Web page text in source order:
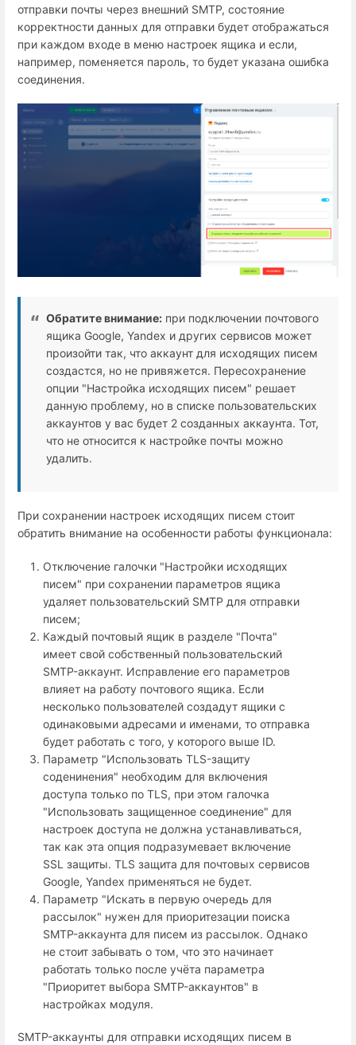
отправки почты через внешний SMTP, состояние
корректности данных для отправки будет отображаться
при каждом входе в меню настроек ящика и если,
например, поменяется пароль, то будет указана ошибка
соединения.
Обратите внимание: при подключении почтового
ящика Google, Yandex и других сервисов может
произойти так, что аккаунт для исходящих писем
создастся, но не привяжется. Пересохранение
опции "Настройка исходящих писем" решает
данную проблему, но в списке пользовательских
аккаунтов у вас будет 2 созданных аккаунта. Тот,
что не относится к настройке почты можно
удалить.
При сохранении настроек исходящих писем стоит
обратить внимание на особенности работы функционала:
Отключение галочки "Настройки исходящих
писем" при сохранении параметров ящика
удаляет пользовательский SMTP для отправки
писем;
Каждый почтовый ящик в разделе "Почта"
имеет свой собственный пользовательский
SMTP-аккаунт. Исправление его параметров
влияет на работу почтового ящика. Если
несколько пользователей создадут ящики с
одинаковыми адресами и именами, то отправка
будет работать с того, у которого выше ID.
Параметр "Использовать TLS-защиту
соденинения" необходим для включения
доступа только по TLS, при этом галочка
"Использовать защищенное соединение" для
настроек доступа не должна устанавливаться,
так как эта опция подразумевает включение
SSL защиты. TLS защита для почтовых сервисов
Google, Yandex применяться не будет.
Параметр "Искать в первую очередь для
рассылок" нужен для приоритезации поиска
SMTP-аккаунта для писем из рассылок. Однако
не стоит забывать о том, что это начинает
работать только после учёта параметра
"Приоритет выбора SMTP-аккаунтов" в
настройках модуля.
SMTP-аккаунты для отправки исходящих писем в